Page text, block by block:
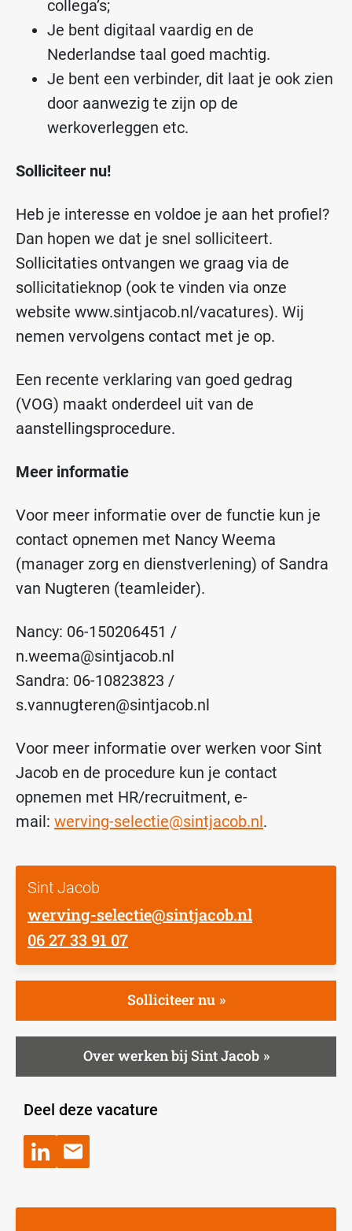
collega’s;
Je bent digitaal vaardig en de
Nederlandse taal goed machtig.
Je bent een verbinder, dit laat je ook zien
door aanwezig te zijn op de
werkoverleggen etc.
Solliciteer nu!
Heb je interesse en voldoe je aan het profiel?
Dan hopen we dat je snel solliciteert.
Sollicitaties ontvangen we graag via de
sollicitatieknop (ook te vinden via onze
website www.sintjacob.nl/vacatures). Wij
nemen vervolgens contact met je op.
Een recente verklaring van goed gedrag
(VOG) maakt onderdeel uit van de
aanstellingsprocedure.
Meer informatie
Voor meer informatie over de functie kun je
contact opnemen met Nancy Weema
(manager zorg en dienstverlening) of Sandra
van Nugteren (teamleider).
Nancy: 06-150206451 /
n.weema@sintjacob.nl
Sandra: 06-10823823 /
s.vannugteren@sintjacob.nl
Voor meer informatie over werken voor Sint
Jacob en de procedure kun je contact
opnemen met HR/recruitment, e-
mail: werving-selectie@sintjacob.nl.
Sint Jacob
werving-selectie@sintjacob.nl
06 27 33 91 07
Solliciteer nu
Over werken bij Sint Jacob
Deel deze vacature